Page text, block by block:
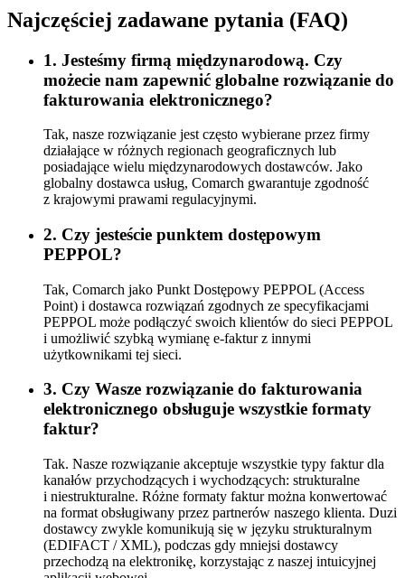
Najczęściej zadawane pytania (FAQ)
1. Jesteśmy firmą międzynarodową. Czy
możecie nam zapewnić globalne rozwiązanie do
fakturowania elektronicznego?
Tak, nasze rozwiązanie jest często wybierane przez firmy
działające w różnych regionach geograficznych lub
posiadające wielu międzynarodowych dostawców. Jako
globalny dostawca usług, Comarch gwarantuje zgodność
z krajowymi prawami regulacyjnymi.
2. Czy jesteście punktem dostępowym
PEPPOL?
Tak, Comarch jako Punkt Dostępowy PEPPOL (Access
Point) i dostawca rozwiązań zgodnych ze specyfikacjami
PEPPOL może podłączyć swoich klientów do sieci PEPPOL
i umożliwić szybką wymianę e-faktur z innymi
użytkownikami tej sieci.
3. Czy Wasze rozwiązanie do fakturowania
elektronicznego obsługuje wszystkie formaty
faktur?
Tak. Nasze rozwiązanie akceptuje wszystkie typy faktur dla
kanałów przychodzących i wychodzących: strukturalne
i niestrukturalne. Różne formaty faktur można konwertować
na format obsługiwany przez partnerów naszego klienta. Duzi
dostawcy zwykle komunikują się w języku strukturalnym
(EDIFACT / XML), podczas gdy mniejsi dostawcy
przechodzą na elektronikę, korzystając z naszej intuicyjnej